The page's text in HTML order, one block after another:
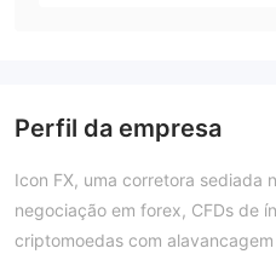
Perfil da empresa
Icon FX, uma corretora sediada
negociação em forex, CFDs de
criptomoedas com